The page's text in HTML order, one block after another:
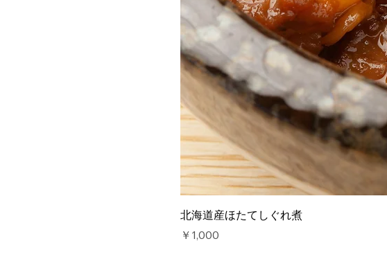
北海道産ほたてしぐれ煮
価格
￥1,000